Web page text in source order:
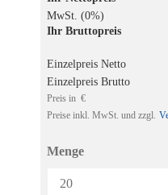
MwSt. (0%)
Ihr Bruttopreis
Einzelpreis Netto
Einzelpreis Brutto
Preis in €
Preise inkl. MwSt. und zzgl.
Menge